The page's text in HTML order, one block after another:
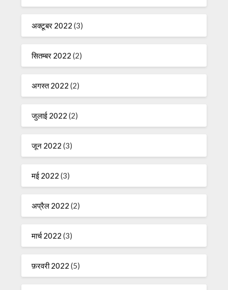
अक्टूबर 2022 (3)
सितम्बर 2022 (2)
अगस्त 2022 (2)
जुलाई 2022 (2)
जून 2022 (3)
मई 2022 (3)
अप्रैल 2022 (2)
मार्च 2022 (3)
फ़रवरी 2022 (5)